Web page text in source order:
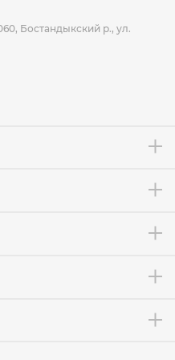
Бостандыкский р., ул.